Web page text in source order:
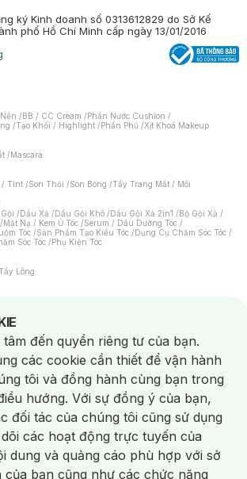
ký Kinh doanh số 0313612829 do Sở Kế
phố Hồ Chí Minh cấp ngày 13/01/2016
/BB / CC Cream /Phấn Nước Cushion /
/Tạo Khối / Highlight /Phấn Phủ /Xịt Khoá Makeup
/Mascara
/ Tint /Son Thỏi /Son Bóng /Tẩy Trang Mắt / Môi
/Dầu Xả /Dầu Gội Khô /Dầu Gội Xả 2in1 /Bộ Gội Xả /
/Mặt Nạ / Kem Ủ Tóc /Serum / Dầu Dưỡng Tóc /
Tóc /Sản Phẩm Tạo Kiểu Tóc /Dụng Cụ Chăm Sóc Tóc /
Sóc Tóc /Phụ Kiện Tóc
Lông
/Máy Massage/Mặt Nạ Xông Hơi /Nước Rửa Tay/
/Bàn Chải Đánh Răng /Bàn Chải Điện/
Răng /Máy Tăm Nước/ Nước Súc Miệng/
Miệng / Dung Dịch Vệ Sinh/Dưỡng Vùng Kín/
/Băng Vệ Sinh/Tampon/Bọt Cạo Râu /Dao Cạo Râu/
/ Da Khô / Mất Nước/ Da Lão Hóa/ Da Mụn/
Da Xỉn Màu Thâm / Nám / Tàn Nhang
/Sẹo /Viêm Da Cơ Địa
Sóc Da
Mặt Khô Dụng Cụ / Máy Rửa Mặt Máy Chăm Sóc Da
usage
đến quyền riêng tư của bạn.
các cookie cần thiết để vận hành
tôi và đồng hành cùng bạn trong
hướng. Với sự đồng ý của bạn,
đối tác của chúng tôi cũng sử dụng
các hoạt động trực tuyến của
dung và quảng cáo phù hợp với sở
của bạn cũng như các chức năng